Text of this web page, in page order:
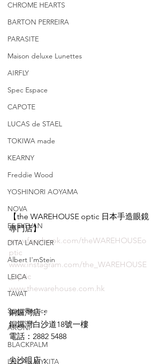
CHROME HEARTS
BARTON PERREIRA
PARASITE
Maison deluxe Lunettes
AIRFLY
Spec Espace
CAPOTE
LUCAS de STAEL
TOKIWA made
KEARNY
Freddie Wood
YOSHINORI AOYAMA
NOVA
E5 EYEVAN
DITA LANCIER
Albert I'mStein
LEICA
TAVAT
Spec Espace
AKONI
BLACKPALM
LEICA x MYKITA
【the WAREHOUSE optic 日本手造眼鏡
專門店】
www.facebook.com/theWAREHOUSEo
ptic
www.instagram.com/the_WAREHOUSE
_optic
www.thewarehouse.com.hk
銅鑼灣店：
銅鑼灣白沙道18號一樓
電話：2882 5488
尖沙咀店：